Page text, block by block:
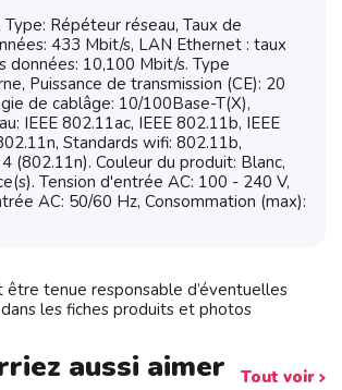
Répéteur réseau, Taux de
433 Mbit/s, LAN Ethernet : taux
données: 10,100 Mbit/s. Type
Puissance de transmission (CE): 20
de cablâge: 10/100Base-T(X),
IEEE 802.11ac, IEEE 802.11b, IEEE
Standards wifi: 802.11b,
(802.11n). Couleur du produit: Blanc,
Tension d'entrée AC: 100 - 240 V,
AC: 50/60 Hz, Consommation (max):
être tenue responsable d’éventuelles
les fiches produits et photos
aussi aimer Tout voir